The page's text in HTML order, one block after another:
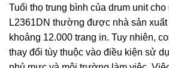
Tuổi thọ trung bình của drum unit
L2361DN thường được nhà sản xuất
khoảng 12.000 trang in. Tuy nhiên,
thay đổi tùy thuộc vào điều kiện sử